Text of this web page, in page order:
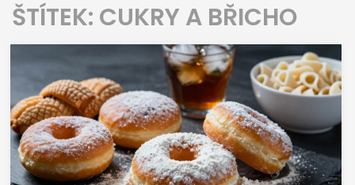
ŠTÍTEK: CUKRY A BŘICHO